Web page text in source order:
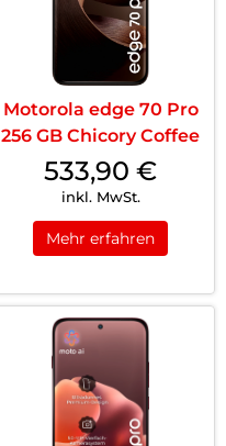
Motorola edge 70 Pro
256 GB Chicory Coffee
533,90 €
inkl. MwSt.
Mehr erfahren